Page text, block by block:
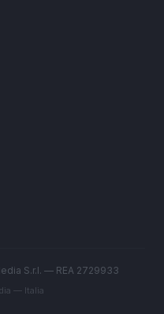
S.r.l. — REA 2729933
— Italia